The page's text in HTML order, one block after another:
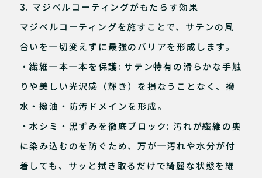
3. マジベルコーティングがもたらす効果
マジベルコーティングを施すことで、サテンの風
合いを一切変えずに最強のバリアを形成します。
・繊維一本一本を保護: サテン特有の滑らかな手触
りや美しい光沢感（輝き）を損なうことなく、撥
水・撥油・防汚ドメインを形成。
・水シミ・黒ずみを徹底ブロック: 汚れが繊維の奥
に染み込むのを防ぐため、万が一汚れや水分が付
着しても、サッと拭き取るだけで綺麗な状態を維